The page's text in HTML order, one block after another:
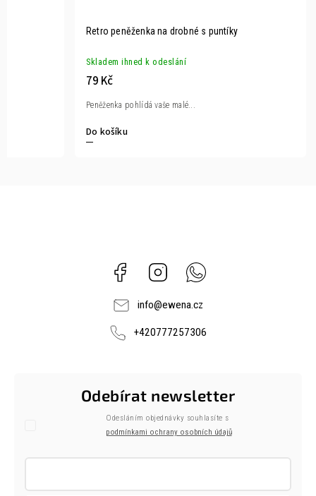
Retro peněženka na drobné s puntíky
Skladem ihned k odeslání
79 Kč
Do košíku
Peněženka pohlídá vaše malé...
Facebook Instagram
info@ewena.cz
+420777257306
Odebírat newsletter
Odesláním objednávky souhlasíte s
podmínkami ochrany osobních údajů